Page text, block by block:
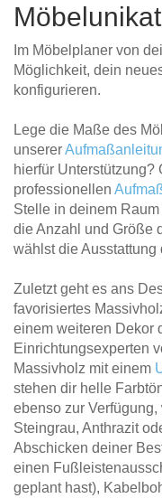
Im Möbelplaner von
Möglichkeit, dein
konfigurieren.
Lege die Maße des
unserer
hierfür Unterstützung?
professionellen
Stelle in deinem
die Anzahl und Größe
wählst die Ausstattung
Zuletzt geht es ans
favorisiertes
einem weiteren Dekor
Einrichtungsexperten
Massivholz mit einem
stehen dir helle
ebenso zur
Steingrau, Anthrazit
Abschicken deiner
einen
geplant hast),